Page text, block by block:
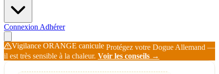
Connexion Adhérer
Vigilance ORANGE canicule Protégez votre Dogue Allemand —
il est très sensible à la chaleur. Voir les conseils →